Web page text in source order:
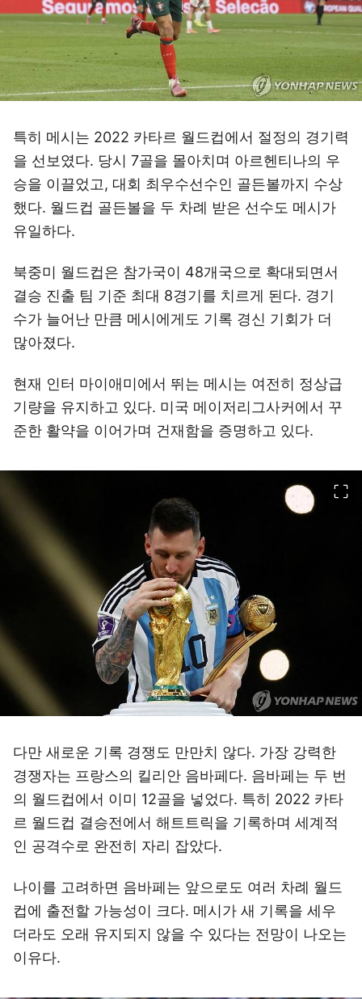
특히 메시는 2022 카타르 월드컵에서 절정의 경기력
을 선보였다. 당시 7골을 몰아치며 아르헨티나의 우
승을 이끌었고, 대회 최우수선수인 골든볼까지 수상
했다. 월드컵 골든볼을 두 차례 받은 선수도 메시가
유일하다.
북중미 월드컵은 참가국이 48개국으로 확대되면서
결승 진출 팀 기준 최대 8경기를 치르게 된다. 경기
수가 늘어난 만큼 메시에게도 기록 경신 기회가 더
많아졌다.
현재 인터 마이애미에서 뛰는 메시는 여전히 정상급
기량을 유지하고 있다. 미국 메이저리그사커에서 꾸
준한 활약을 이어가며 건재함을 증명하고 있다.
다만 새로운 기록 경쟁도 만만치 않다. 가장 강력한
경쟁자는 프랑스의 킬리안 음바페다. 음바페는 두 번
의 월드컵에서 이미 12골을 넣었다. 특히 2022 카타
르 월드컵 결승전에서 해트트릭을 기록하며 세계적
인 공격수로 완전히 자리 잡았다.
나이를 고려하면 음바페는 앞으로도 여러 차례 월드
컵에 출전할 가능성이 크다. 메시가 새 기록을 세우
더라도 오래 유지되지 않을 수 있다는 전망이 나오는
이유다.